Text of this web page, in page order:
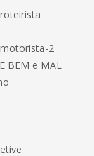
2
BEM e MAL